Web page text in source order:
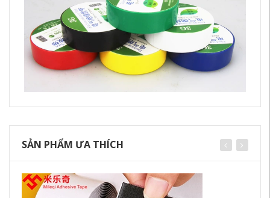
SẢN PHẨM ƯA THÍCH